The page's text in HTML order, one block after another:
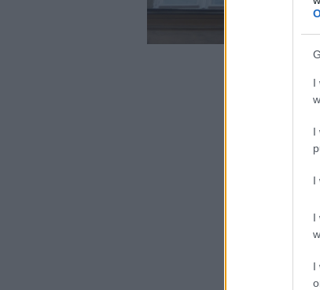
I
I
I
I
I